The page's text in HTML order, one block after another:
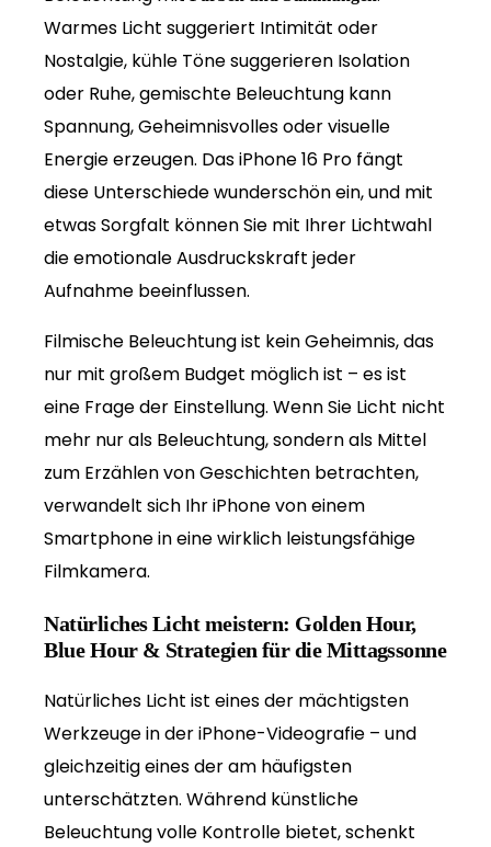
Warmes Licht suggeriert Intimität oder
Nostalgie, kühle Töne suggerieren Isolation
oder Ruhe, gemischte Beleuchtung kann
Spannung, Geheimnisvolles oder visuelle
Energie erzeugen. Das iPhone 16 Pro fängt
diese Unterschiede wunderschön ein, und mit
etwas Sorgfalt können Sie mit Ihrer Lichtwahl
die emotionale Ausdruckskraft jeder
Aufnahme beeinflussen.
Filmische Beleuchtung ist kein Geheimnis, das
nur mit großem Budget möglich ist – es ist
eine Frage der Einstellung. Wenn Sie Licht nicht
mehr nur als Beleuchtung, sondern als Mittel
zum Erzählen von Geschichten betrachten,
verwandelt sich Ihr iPhone von einem
Smartphone in eine wirklich leistungsfähige
Filmkamera.
Natürliches Licht meistern: Golden Hour,
Blue Hour & Strategien für die Mittagssonne
Natürliches Licht ist eines der mächtigsten
Werkzeuge in der iPhone-Videografie – und
gleichzeitig eines der am häufigsten
unterschätzten. Während künstliche
Beleuchtung volle Kontrolle bietet, schenkt